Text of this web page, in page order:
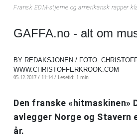
Fransk EDM-stjerne og amerikansk rapper
GAFFA.no - alt om
BY REDAKSJONEN / FOTO:
WWW.CHRISTOFFERKROOK.COM
05.12.2017 / 11:14 / Lesetid: 1 min
Den franske «hitmaskinen»
avlegger Norge og Stavern
år.